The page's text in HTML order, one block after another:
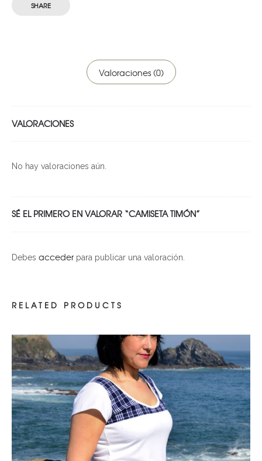
SHARE
Valoraciones (0)
VALORACIONES
No hay valoraciones aún.
SÉ EL PRIMERO EN VALORAR “CAMISETA TIMÓN”
Debes acceder para publicar una valoración.
RELATED PRODUCTS